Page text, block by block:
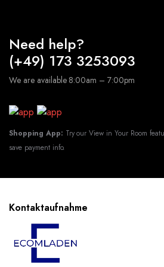
Need help?
(+49) 173 3253093
We are available 8:00am – 7:00pm
Shopping App: Try our View in Your Room
save payment info.
Kontaktaufnahme